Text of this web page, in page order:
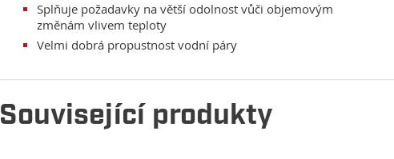
Splňuje požadavky na větší odolnost vůči objemovým
změnám vlivem teploty
Velmi dobrá propustnost vodní páry
Související produkty